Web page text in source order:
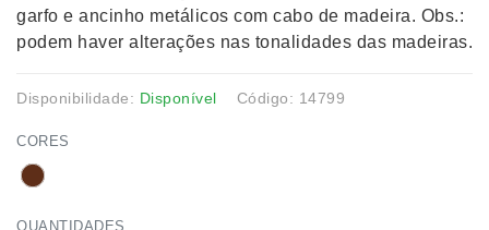
garfo e ancinho metálicos com cabo de madeira. Obs.:
podem haver alterações nas tonalidades das madeiras.
Disponibilidade: Disponível Código: 14799
CORES
QUANTIDADES